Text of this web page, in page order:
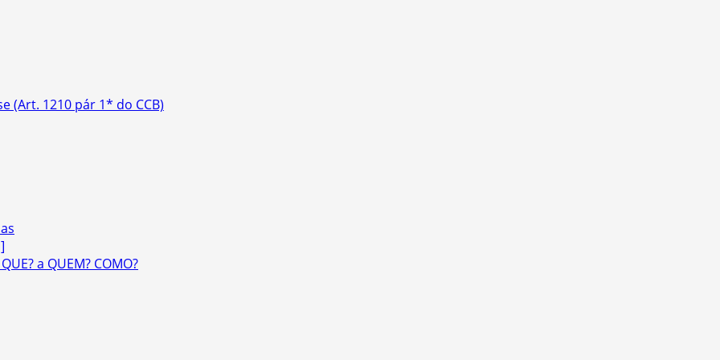
(Art. 1210 pár 1* do CCB)
a QUEM? COMO?